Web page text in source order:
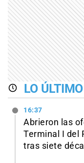
LO ÚLTIMO
16:37
Abrieron las
Terminal I del
tras siete